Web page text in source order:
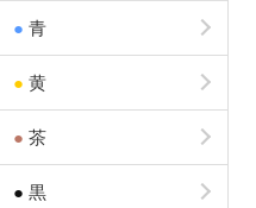
● 青
● 黄
● 茶
● 黒